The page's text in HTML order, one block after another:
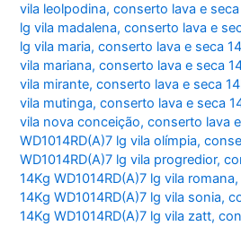
vila leolpodina,conserto lava e seca
lg vila madalena,conserto lava e
lg vila maria,conserto lava e seca
vila mariana,conserto lava e seca
vila mirante,conserto lava e seca
vila mutinga,conserto lava e seca
vila nova conceição,conserto lava
WD1014RD(A)7 lg vila olímpia,
WD1014RD(A)7 lg vila progredior,
14Kg WD1014RD(A)7 lg vila romana
14Kg WD1014RD(A)7 lg vila sonia,
14Kg WD1014RD(A)7 lg vila zatt,